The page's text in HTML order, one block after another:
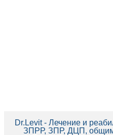
Dr.Levit - Лечение и
ЗПРР, ЗПР, ДЦП, общим